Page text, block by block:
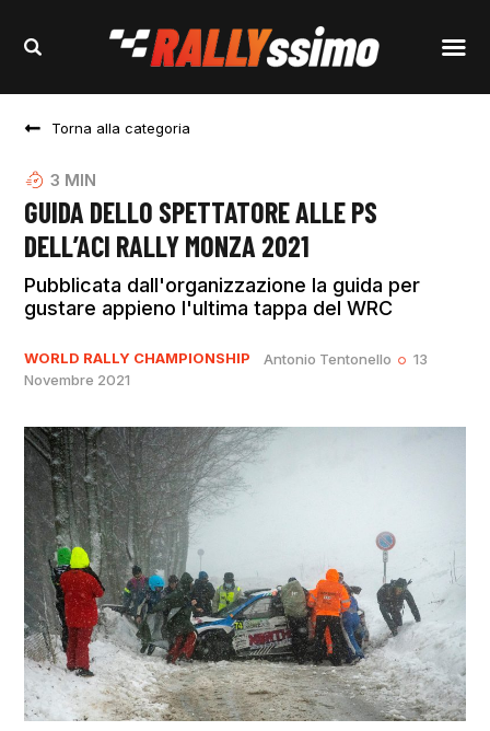
Torna alla categoria
3 MIN
GUIDA DELLO SPETTATORE ALLE PS
DELL’ACI RALLY MONZA 2021
Pubblicata dall'organizzazione la guida per
gustare appieno l'ultima tappa del WRC
WORLD RALLY CHAMPIONSHIP Antonio Tentonello
13
Novembre 2021